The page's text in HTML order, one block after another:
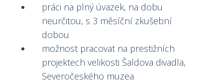
práci na plný úvazek, na dobu
neurčitou, s 3 měsíční zkušební
dobou
možnost pracovat na prestižních
projektech velikosti Šaldova divadla,
Severočeského muzea